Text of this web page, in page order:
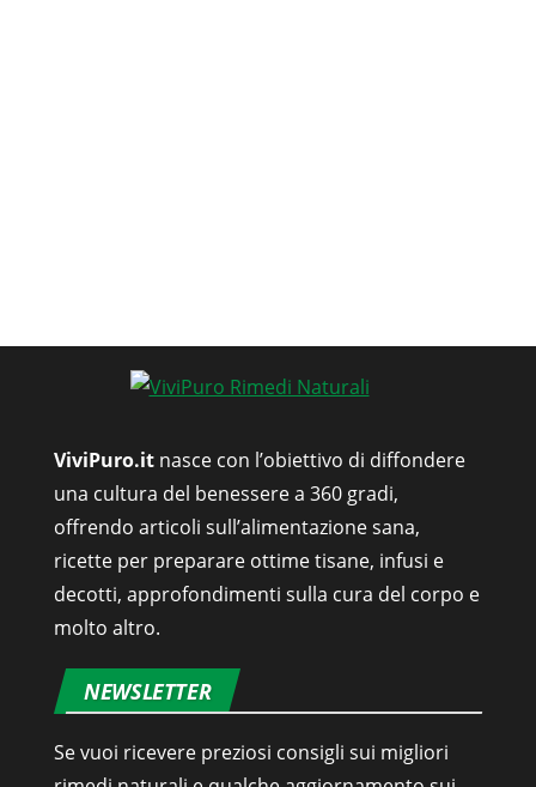
ViviPuro.it nasce con l’obiettivo di diffondere
una cultura del benessere a 360 gradi,
offrendo articoli sull’alimentazione sana,
ricette per preparare ottime tisane, infusi e
decotti, approfondimenti sulla cura del corpo e
molto altro.
NEWSLETTER
Se vuoi ricevere preziosi consigli sui migliori